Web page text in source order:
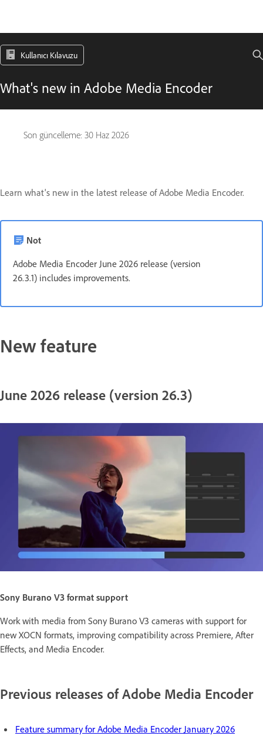
Kullanıcı Kılavuzu
What's new in Adobe Media Encoder
Son güncelleme: 30 Haz 2026
Learn what's new in the latest release of Adobe Media Encoder.
Not
Adobe Media Encoder June 2026 release (version
26.3.1) includes improvements.
New feature
June 2026 release (version 26.3)
Sony Burano V3 format support
Work with media from Sony Burano V3 cameras with support for
new XOCN formats, improving compatibility across Premiere, After
Effects, and Media Encoder.
Previous releases of Adobe Media Encoder
Feature summary for Adobe Media Encoder January 2026